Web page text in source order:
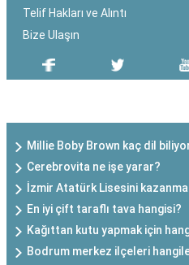
Telif Hakları ve Alıntı
Bize Ulaşın
Millie Boby Brown kaç dil
Cerebrovita ne işe yarar?
İzmir Atatürk Lisesini
En iyi çift taraflı tava hangisi?
Kağıttan kutu yapmak için
Bodrum merkez ilçeleri